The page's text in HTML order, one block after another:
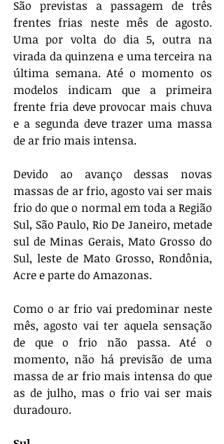
São previstas a passagem de três
frentes frias neste mês de agosto.
Uma por volta do dia 5, outra na
virada da quinzena e uma terceira na
última semana. Até o momento os
modelos indicam que a primeira
frente fria deve provocar mais chuva
e a segunda deve trazer uma massa
de ar frio mais intensa.
Devido ao avanço dessas novas
massas de ar frio, agosto vai ser mais
frio do que o normal em toda a Região
Sul, São Paulo, Rio De Janeiro, metade
sul de Minas Gerais, Mato Grosso do
Sul, leste de Mato Grosso, Rondônia,
Acre e parte do Amazonas.
Como o ar frio vai predominar neste
mês, agosto vai ter aquela sensação
de que o frio não passa. Até o
momento, não há previsão de uma
massa de ar frio mais intensa do que
as de julho, mas o frio vai ser mais
duradouro.